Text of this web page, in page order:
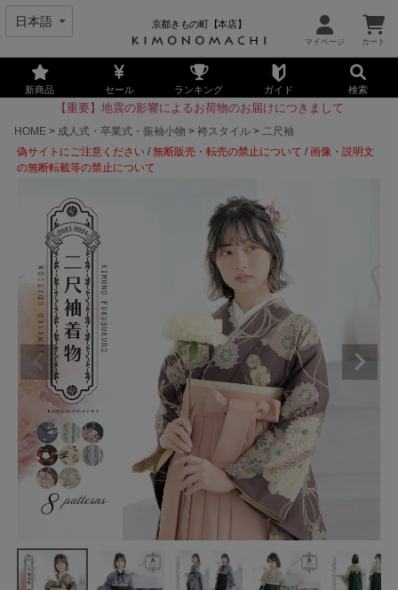
京都きもの町【本店】
新商品 セール ランキング ガイド 検索
【重要】地震の影響によるお荷物のお届けにつきまして
HOME
成人式・卒業式・振袖小物 袴スタイル
二尺袖
偽サイトにご注意ください /無断販売・転売の禁止について /画像・説明文
の無断転載等の禁止について